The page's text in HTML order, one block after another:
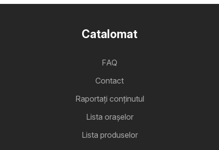
Catalomat
FAQ
Contact
Raportați conținutul
Lista oraşelor
Lista produselor